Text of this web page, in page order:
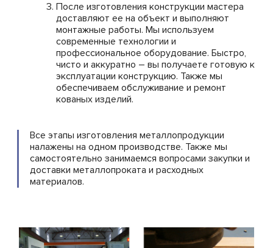
После изготовления конструкции мастера
доставляют ее на объект и выполняют
монтажные работы. Мы используем
современные технологии и
профессиональное оборудование. Быстро,
чисто и аккуратно – вы получаете готовую к
эксплуатации конструкцию. Также мы
обеспечиваем обслуживание и ремонт
кованых изделий.
Все этапы изготовления металлопродукции
налажены на одном производстве. Также мы
самостоятельно занимаемся вопросами закупки и
доставки металлопроката и расходных
материалов.